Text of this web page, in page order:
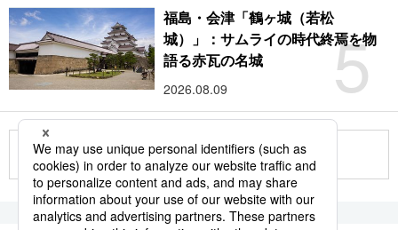
5
福島・会津「鶴ヶ城（若松
城）」：サムライの時代終焉を物
語る赤瓦の名城
2026.08.09
もっと見る